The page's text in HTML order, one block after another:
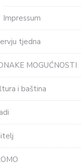
Impressum
tjedna
MOGUĆNOSTI
i baština